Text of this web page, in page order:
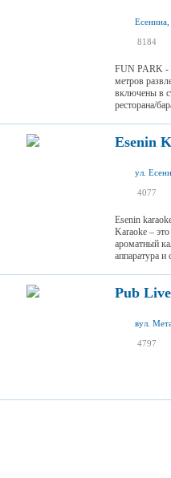
8184
FUN PARK -
метров
включены в
ресторана/
Esenin
ул.
4077
Esenin
Karaoke –
ароматный
аппаратура и
Pub
4797